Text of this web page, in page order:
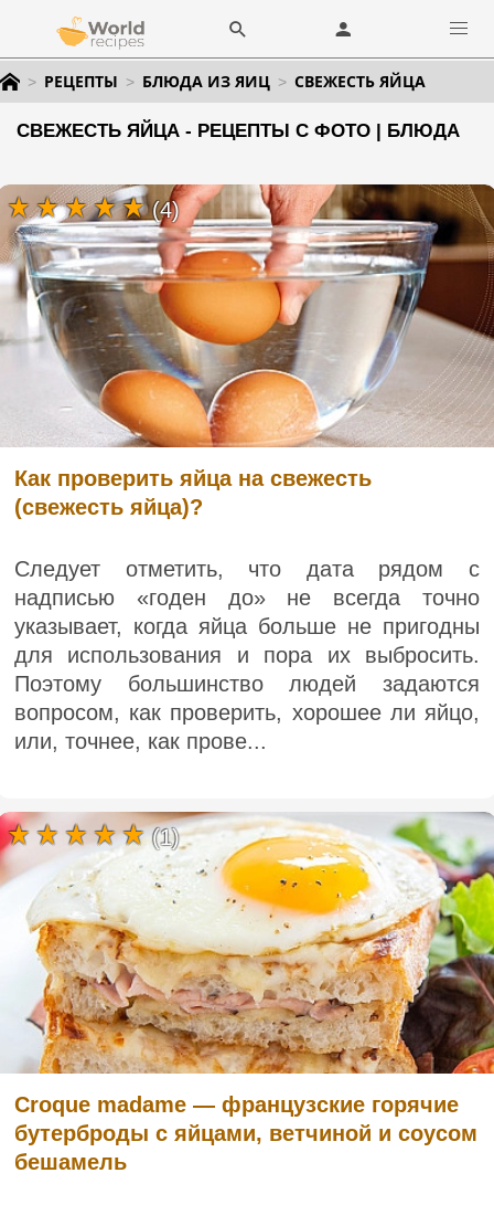
РЕЦЕПТЫ БЛЮДА ИЗ ЯИЦ СВЕЖЕСТЬ ЯЙЦА
СВЕЖЕСТЬ ЯЙЦА - РЕЦЕПТЫ С ФОТО | БЛЮДА
Как проверить яйца на свежесть
(свежесть яйца)?
Следует отметить, что дата рядом с
надписью «годен до» не всегда точно
указывает, когда яйца больше не пригодны
для использования и пора их выбросить.
Поэтому большинство людей задаются
вопросом, как проверить, хорошее ли яйцо,
или, точнее, как прове...
(4)
Croque madame — французские горячие
бутерброды с яйцами, ветчиной и соусом
бешамель
(1)